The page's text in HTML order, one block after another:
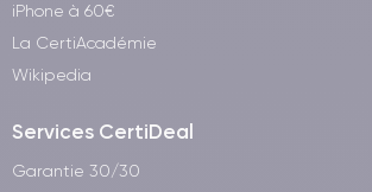
iPhone à 60€
La CertiAcadémie
Wikipedia
Services CertiDeal
Garantie 30/30